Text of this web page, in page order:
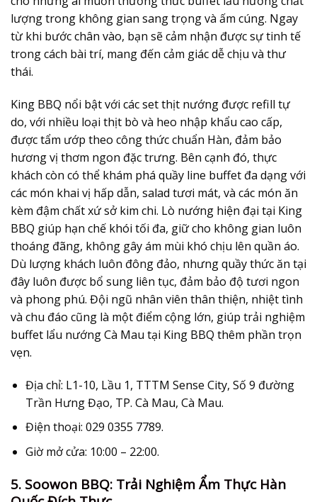
lượng trong không gian sang trọng và ấm cúng. Ngay
từ khi bước chân vào, bạn sẽ cảm nhận được sự tinh tế
trong cách bài trí, mang đến cảm giác dễ chịu và thư
thái.
King BBQ nổi bật với các set thịt nướng được refill tự
do, với nhiều loại thịt bò và heo nhập khẩu cao cấp,
được tẩm ướp theo công thức chuẩn Hàn, đảm bảo
hương vị thơm ngon đặc trưng. Bên cạnh đó, thực
khách còn có thể khám phá quầy line buffet đa dạng với
các món khai vị hấp dẫn, salad tươi mát, và các món ăn
kèm đậm chất xứ sở kim chi. Lò nướng hiện đại tại King
BBQ giúp hạn chế khói tối đa, giữ cho không gian luôn
thoáng đãng, không gây ám mùi khó chịu lên quần áo.
Dù lượng khách luôn đông đảo, nhưng quầy thức ăn tại
đây luôn được bổ sung liên tục, đảm bảo độ tươi ngon
và phong phú. Đội ngũ nhân viên thân thiện, nhiệt tình
và chu đáo cũng là một điểm cộng lớn, giúp trải nghiệm
buffet lẩu nướng Cà Mau tại King BBQ thêm phần trọn
vẹn.
Địa chỉ: L1-10, Lầu 1, TTTM Sense City, Số 9 đường
Trần Hưng Đạo, TP. Cà Mau, Cà Mau.
Điện thoại: 029 0355 7789.
Giờ mở cửa: 10:00 – 22:00.
5. Soowon BBQ: Trải Nghiệm Ẩm Thực Hàn